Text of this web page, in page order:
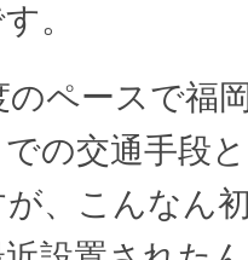
。
ペースで福
の交通手段
、こんなん